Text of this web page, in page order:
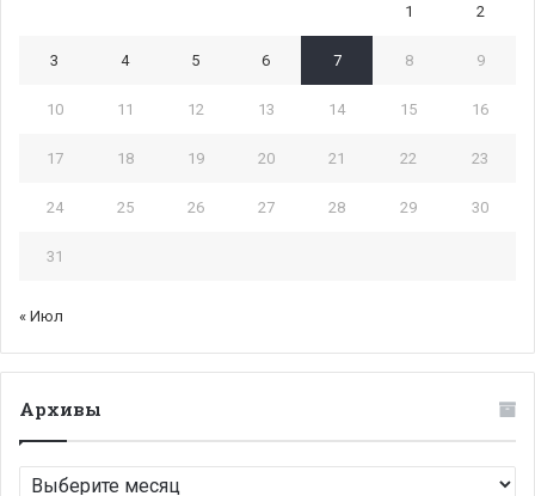
1 2
3 4 5 6 7 8 9
10 11 12 13 14 15 16
17 18 19 20 21 22 23
24 25 26 27 28 29 30
31
« Июл
Архивы
Архивы